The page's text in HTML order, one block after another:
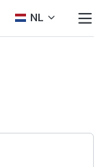
NL